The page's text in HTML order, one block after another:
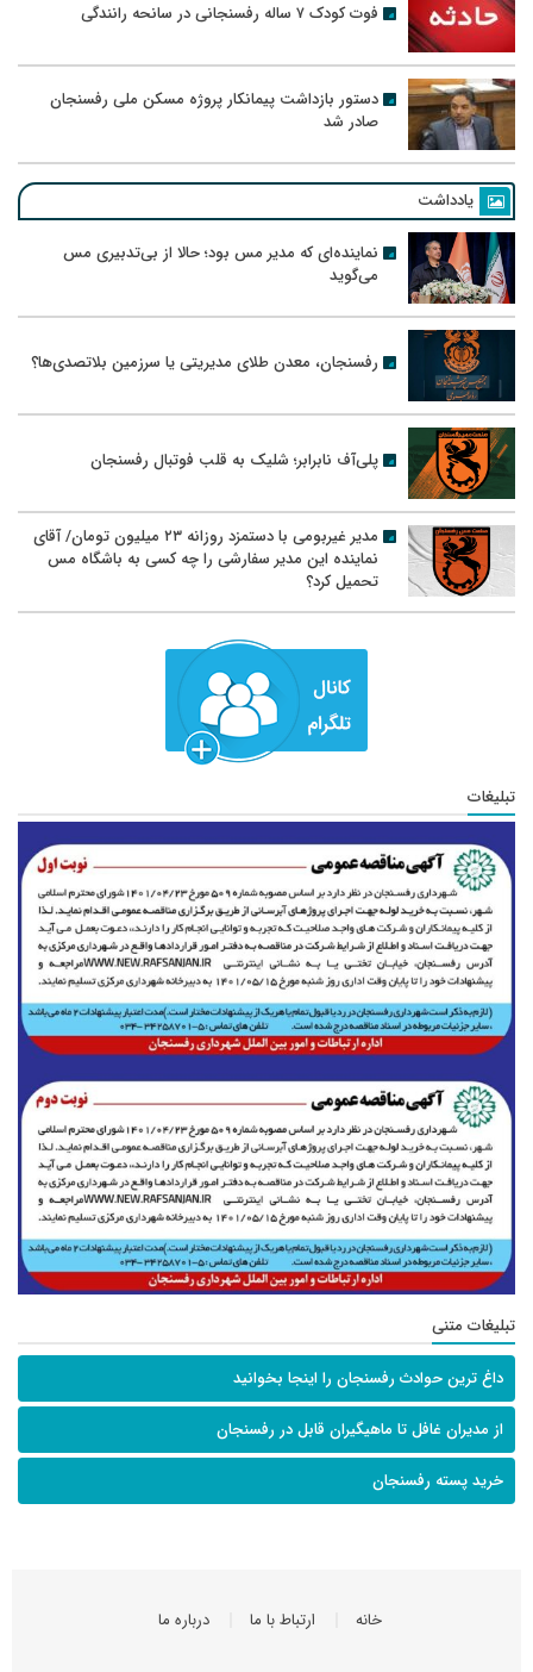
فوت کودک ۷ ساله رفسنجانی در سانحه رانندگی
دستور بازداشت پیمانکار پروژه مسکن ملی رفسنجان
صادر شد
یادداشت
نماینده‌ای که مدیر مس بود؛ حالا از بی‌تدبیری مس
می‌گوید
رفسنجان، معدن طلای مدیریتی یا سرزمین بلاتصدی‌ها؟
پلی‌آف نابرابر؛ شلیک به قلب فوتبال رفسنجان
مدیر غیربومی با دستمزد روزانه ۲۳ میلیون تومان/ آقای
نماینده این مدیر سفارشی را چه کسی به باشگاه مس
تحمیل کرد؟
تبلیغات
تبلیغات متنی
داغ ترین حوادث رفسنجان را اینجا بخوانید
از مدیران غافل تا ماهیگیران قابل در رفسنجان
خرید پسته رفسنجان
خانه ارتباط با ما درباره ما